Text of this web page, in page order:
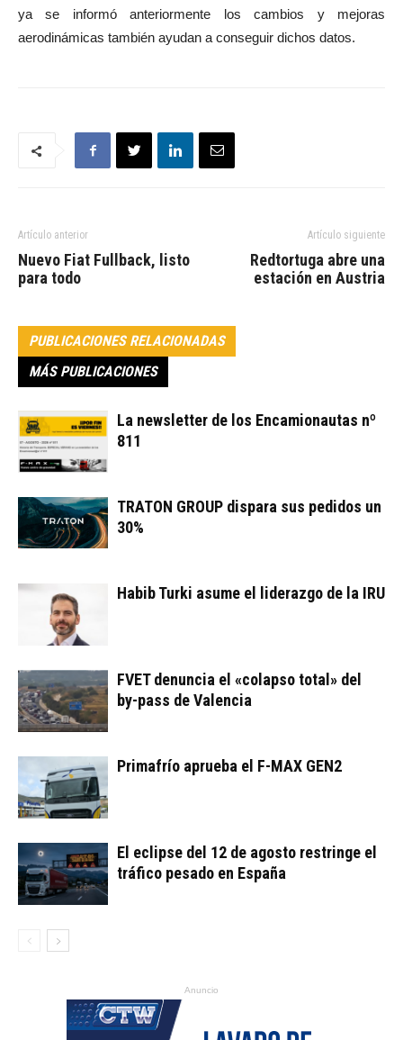
ya se informó anteriormente los cambios y mejoras
aerodinámicas también ayudan a conseguir dichos datos.
Artículo anterior
Nuevo Fiat Fullback, listo
para todo
Artículo siguiente
Redtortuga abre una
estación en Austria
PUBLICACIONES RELACIONADAS
MÁS PUBLICACIONES
La newsletter de los Encamionautas nº
811
TRATON GROUP dispara sus pedidos un
30%
Habib Turki asume el liderazgo de la IRU
FVET denuncia el «colapso total» del
by-pass de Valencia
Primafrío aprueba el F-MAX GEN2
El eclipse del 12 de agosto restringe el
tráfico pesado en España
Anuncio